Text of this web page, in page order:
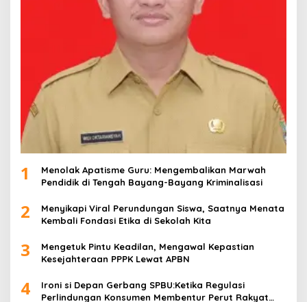
1
Menolak Apatisme Guru: Mengembalikan Marwah
Pendidik di Tengah Bayang-Bayang Kriminalisasi
2
Menyikapi Viral Perundungan Siswa, Saatnya Menata
Kembali Fondasi Etika di Sekolah Kita
3
Mengetuk Pintu Keadilan, Mengawal Kepastian
Kesejahteraan PPPK Lewat APBN
4
Ironi si Depan Gerbang SPBU:Ketika Regulasi
Perlindungan Konsumen Membentur Perut Rakyat